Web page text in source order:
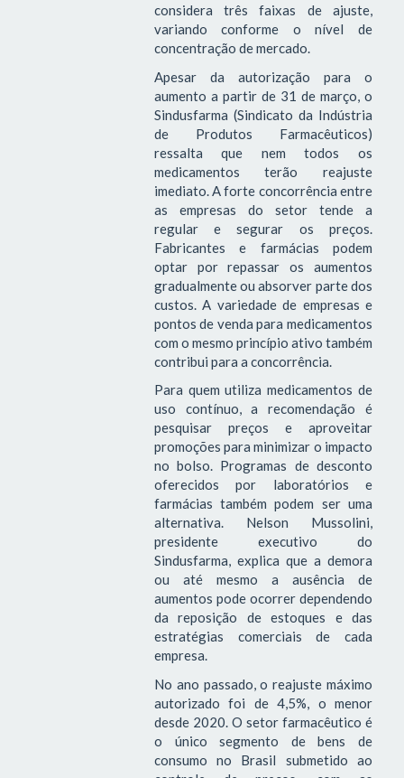
considera três faixas de ajuste,
variando conforme o nível de
concentração de mercado.
Apesar da autorização para o
aumento a partir de 31 de março, o
Sindusfarma (Sindicato da Indústria
de Produtos Farmacêuticos)
ressalta que nem todos os
medicamentos terão reajuste
imediato. A forte concorrência entre
as empresas do setor tende a
regular e segurar os preços.
Fabricantes e farmácias podem
optar por repassar os aumentos
gradualmente ou absorver parte dos
custos. A variedade de empresas e
pontos de venda para medicamentos
com o mesmo princípio ativo também
contribui para a concorrência.
Para quem utiliza medicamentos de
uso contínuo, a recomendação é
pesquisar preços e aproveitar
promoções para minimizar o impacto
no bolso. Programas de desconto
oferecidos por laboratórios e
farmácias também podem ser uma
alternativa. Nelson Mussolini,
presidente executivo do
Sindusfarma, explica que a demora
ou até mesmo a ausência de
aumentos pode ocorrer dependendo
da reposição de estoques e das
estratégias comerciais de cada
empresa.
No ano passado, o reajuste máximo
autorizado foi de 4,5%, o menor
desde 2020. O setor farmacêutico é
o único segmento de bens de
consumo no Brasil submetido ao